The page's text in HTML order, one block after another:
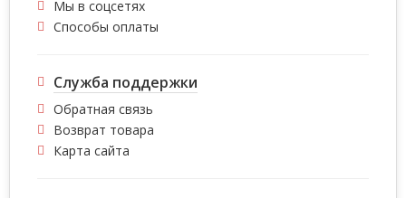
Мы в соцсетях
Способы оплаты
Служба поддержки
Обратная связь
Возврат товара
Карта сайта